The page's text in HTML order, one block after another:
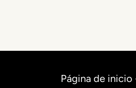
Página de inicio